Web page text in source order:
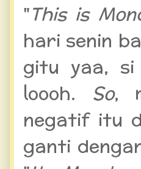
"This is
hari senin
gitu yaa, si
loooh. So,
negatif itu
ganti